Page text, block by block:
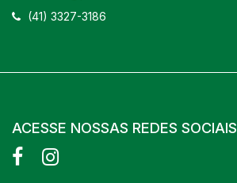
(41) 3327-3186
ACESSE NOSSAS REDES SOCIAIS